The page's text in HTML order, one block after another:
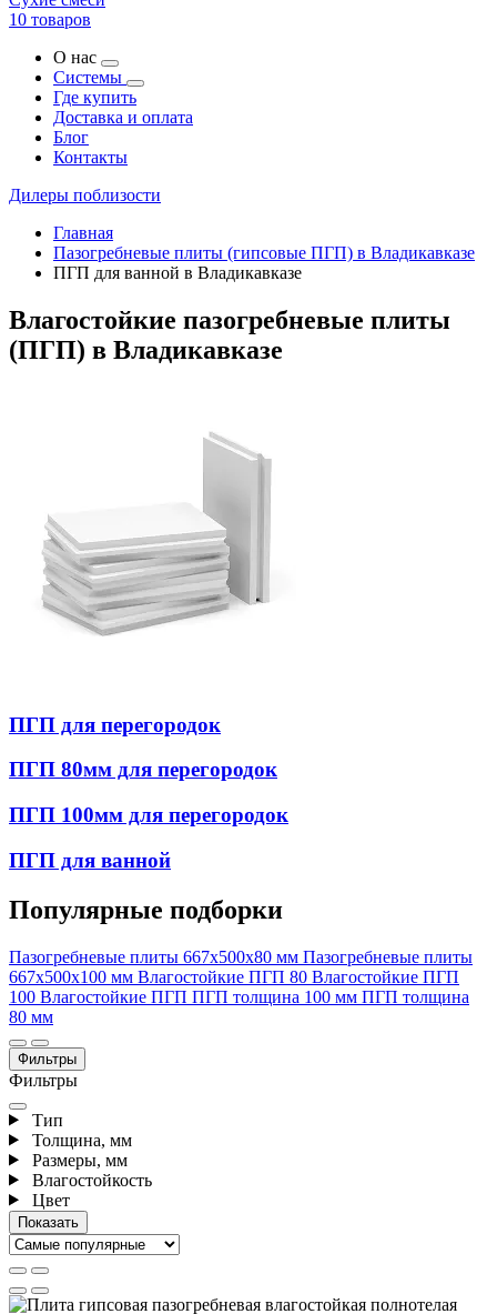
10 товаров
О нас
Системы
Где купить
Доставка и оплата
Блог
Контакты
Дилеры поблизости
Главная
Пазогребневые плиты (гипсовые ПГП) в Владикавказе
ПГП для ванной в Владикавказе
Влагостойкие пазогребневые плиты
(ПГП) в Владикавказе
ПГП для перегородок
ПГП 80мм для перегородок
ПГП 100мм для перегородок
ПГП для ванной
Популярные подборки
Пазогребневые плиты 667x500x80 мм Пазогребневые плиты
667х500х100 мм Влагостойкие ПГП 80 Влагостойкие ПГП
100 Влагостойкие ПГП ПГП толщина 100 мм ПГП толщина
80 мм
Фильтры
Фильтры
Тип
Толщина, мм
Размеры, мм
Влагостойкость
Цвет